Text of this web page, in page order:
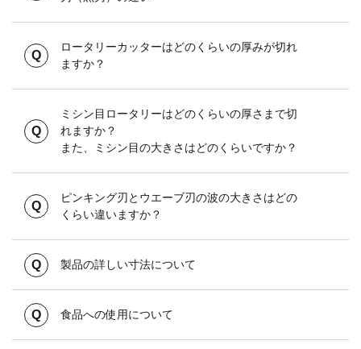
ロータリーカッターはどのくらいの厚みが切れ
ますか？
ミシン目ロータリーはどのくらいの厚さまで切
れますか？
また、ミシン目の大きさはどのくらいですか？
ピンキング刃とウエーブ刃の波の大きさはどの
くらい違いますか？
製品の詳しい寸法について
食品への使用について